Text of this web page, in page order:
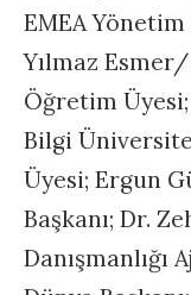
EMEA
Yılmaz
Öğretim
Bilgi
Üyesi; Ergun
Başkanı; Dr.
Danışmanlığı